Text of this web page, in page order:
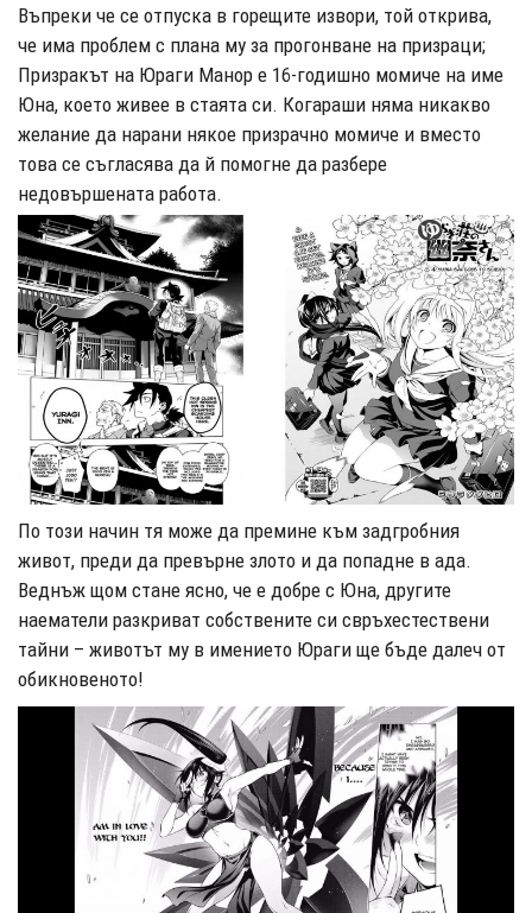
Въпреки че се отпуска в горещите извори, той открива,
че има проблем с плана му за прогонване на призраци;
Призракът на Юраги Манор е 16-годишно момиче на име
Юна, което живее в стаята си. Когараши няма никакво
желание да нарани някое призрачно момиче и вместо
това се съгласява да й помогне да разбере
недовършената работа.
По този начин тя може да премине към задгробния
живот, преди да превърне злото и да попадне в ада.
Веднъж щом стане ясно, че е добре с Юна, другите
наематели разкриват собствените си свръхестествени
тайни – животът му в имението Юраги ще бъде далеч от
обикновеното!